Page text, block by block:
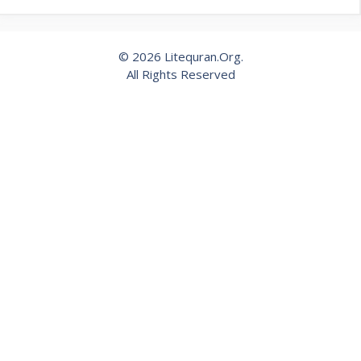
© 2026 Litequran.Org.
All Rights Reserved